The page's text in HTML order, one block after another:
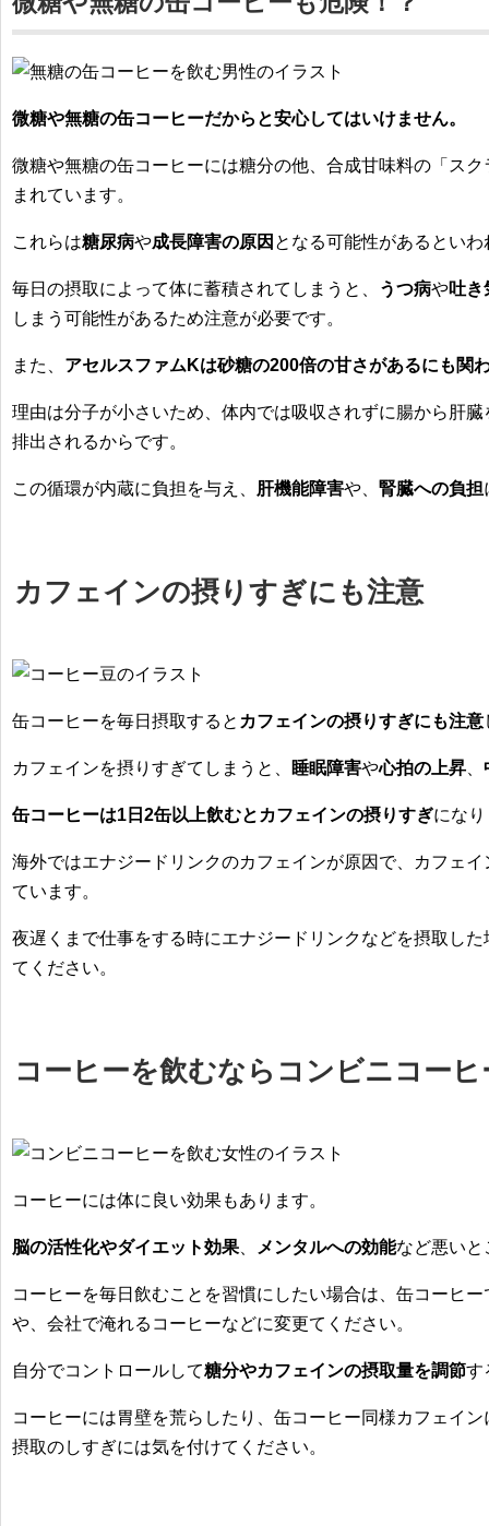
微糖や無糖の缶コーヒーだからと安心してはいけません。
微糖や無糖の缶コーヒーには糖分の他、 合成甘味料の「ス
まれています。
これらは糖尿病や成長障害の原因 となる可能性があるとい
毎日の摂取によって体に蓄積されてしまうと、 うつ病や吐き
しまう可能性があるため注意が必要です。
また、 アセルスファムKは砂糖の200倍の甘さがあるにも関
理由は分子が小さいため、 体内では吸収されずに腸から肝
排出 されるからです。
この循環が内蔵に負担 を与え、 肝機能障害や、 腎臓への負担
カフェインの摂りすぎにも注意
缶コーヒーを毎日摂取すると カフェインの摂りすぎにも注意
カフェインを摂りすぎてしまうと、 睡眠障害や心拍の上昇
缶コーヒーは1日2缶以上飲むとカフェインの摂りすぎにな
海外ではエナジードリンクのカフェインが原因で、
カフェ
ています。
夜遅くまで仕事をする時にエナジードリンクなどを摂取し
てください。
コーヒーを飲むならコンビニコーヒ
コーヒーには体に良い効果もあります。
脳の活性化やダイエット効果 メンタルへの効能など悪いと
コーヒーを毎日飲むことを習慣にしたい場合は、 缶コーヒー
や、会社で淹れるコーヒーなどに変更てください。
自分でコントロールして糖分やカフェインの摂取量を調節す
コーヒーには胃壁を荒らしたり、缶コーヒー同様カフェイ
摂取のしすぎには気を付けてください。